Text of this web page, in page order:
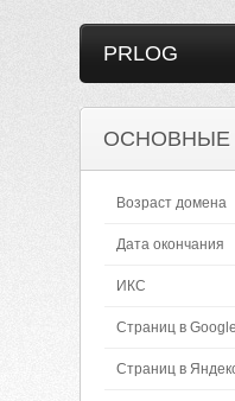
PRLOG
ОСНОВНЫЕ
Возраст домена
Дата окончания
ИКС
Страниц в Google
Страниц в